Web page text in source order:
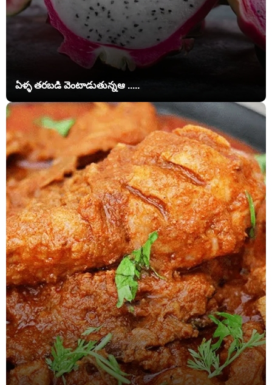
ఏళ్ళ తరబడి వెంటాడుతున్నఆ .....